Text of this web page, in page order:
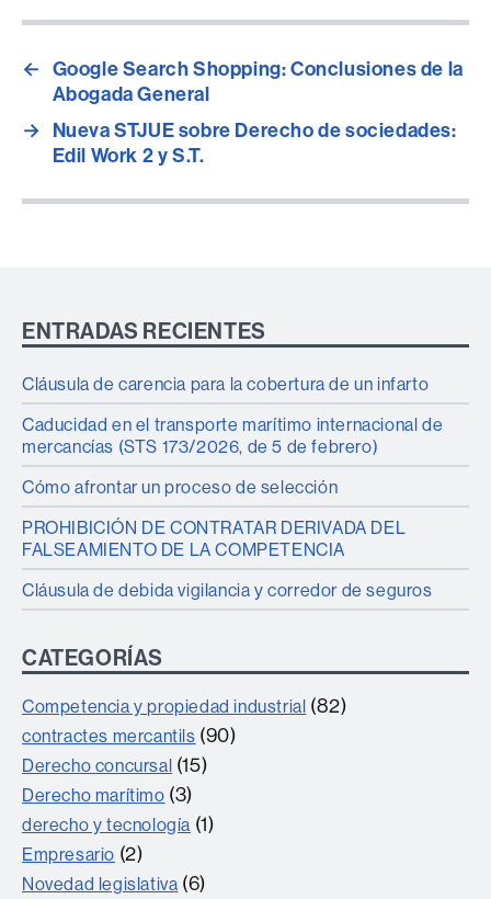
← Google Search Shopping: Conclusiones de la
Abogada General
→ Nueva STJUE sobre Derecho de sociedades:
Edil Work 2 y S.T.
ENTRADAS RECIENTES
Cláusula de carencia para la cobertura de un infarto
Caducidad en el transporte marítimo internacional de
mercancías (STS 173/2026, de 5 de febrero)
Cómo afrontar un proceso de selección
PROHIBICIÓN DE CONTRATAR DERIVADA DEL
FALSEAMIENTO DE LA COMPETENCIA
Cláusula de debida vigilancia y corredor de seguros
CATEGORÍAS
Competencia y propiedad industrial (82)
contractes mercantils (90)
Derecho concursal (15)
Derecho marítimo (3)
derecho y tecnología (1)
Empresario (2)
Novedad legislativa (6)